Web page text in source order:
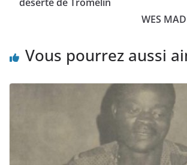
WES
Vous pourrez aussi